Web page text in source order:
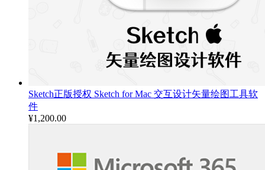
Sketch正版授权 Sketch for Mac 交互设计矢量绘图工具软
件
¥1,200.00